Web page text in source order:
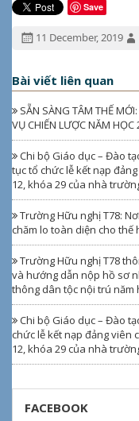
Save
Đăng
11 December, 2019
Bài viết liên quan
SẴN SÀNG TÂM THẾ
VỤ CHIẾN LƯỢC NĂM HỌC
Chi bộ Giáo dục – Đào
tục tổ chức lễ kết nạp
12, khóa 29 của nhà
Trường Hữu nghị T78:
chăm lo toàn diện cho thế
Trường Hữu nghị T78
và hướng dẫn nộp hồ sơ
thông dân tộc nội trú năm
Chi bộ Giáo dục – Đào
chức lễ kết nạp đảng viên
12, khóa 29 của nhà
FACEBOOK